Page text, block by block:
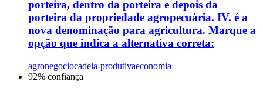
porteira, dentro da porteira e depois da
porteira da propriedade agropecuária. IV. é a
nova denominação para agricultura. Marque a
opção que indica a alternativa correta:
agronegociocadeia-produtivaeconomia
92% confiança